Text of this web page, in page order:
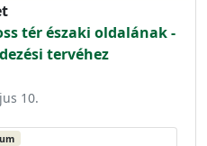
tér északi oldalának -
tervéhez
10.